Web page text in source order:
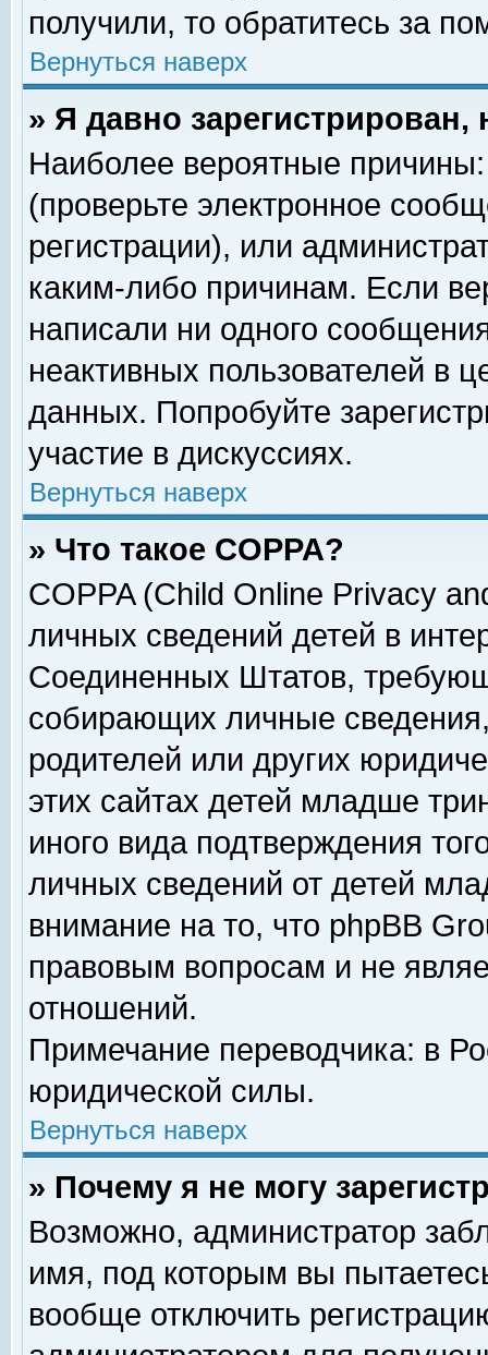
получили, то обратитесь за
Вернуться наверх
» Я давно
Наиболее вероятные
(проверьте электронное
регистрации), или
каким-либо причинам. Если
написали ни одного
неактивных пользователей в
данных. Попробуйте
участие в дискуссиях.
Вернуться наверх
» Что такое COPPA?
COPPA (Child Online Privacy
личных сведений детей в
Соединенных Штатов,
собирающих личные
родителей или других
этих сайтах детей младше
иного вида подтверждения
личных сведений от детей
внимание на то, что phpBB
правовым вопросам и не
отношений.
Примечание переводчика: в
юридической силы.
Вернуться наверх
» Почему я не могу
Возможно, администратор
имя, под которым вы
вообще отключить